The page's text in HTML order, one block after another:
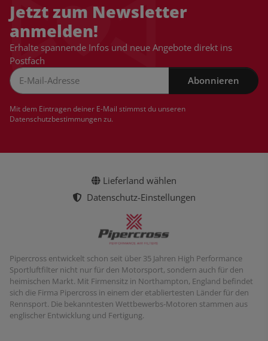
Jetzt zum Newsletter
anmelden!
Erhalte spannende Infos und neue Angebote direkt ins
Postfach
Abonnieren
Mit dem Eintragen deiner E-Mail stimmst du unseren
Datenschutzbestimmungenzu.
Lieferland wählen
Datenschutz-Einstellungen
Pipercross entwickelt schon seit über 35 Jahren High Performance
Sportluftfilter nicht nur für den Motorsport, sondern auch für den
heimischen Markt. Mit Firmensitz in Northampton, England befindet
sich die Firma Pipercross in einem der etabliertesten Länder für den
Rennsport. Die bekanntesten Wettbewerbs-Motoren stammen aus
englischer Entwicklung und Fertigung.